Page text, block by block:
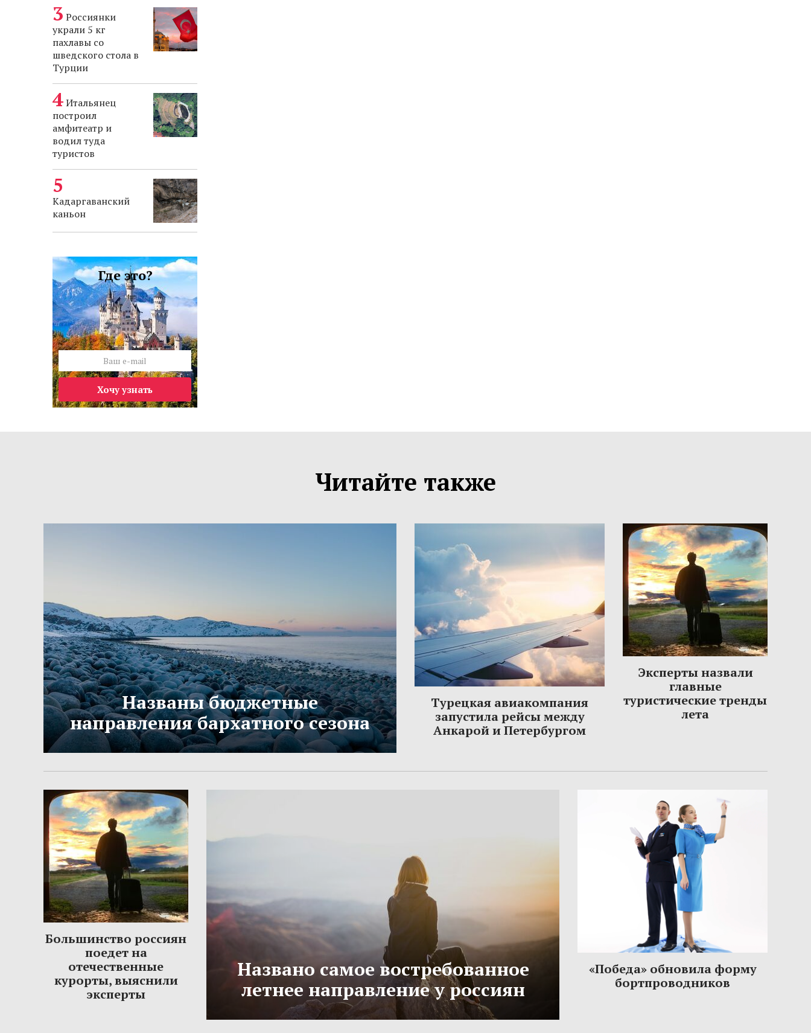
Россиянки
украли 5 кг
пахлавы со
шведского стола в
Турции
Итальянец
построил
амфитеатр и
водил туда
туристов
Кадаргаванский
каньон
Где это?
Хочу узнать
Читайте также
Названы бюджетные
направления бархатного сезона
Турецкая авиакомпания
запустила рейсы между
Анкарой и Петербургом
Эксперты назвали
главные
туристические тренды
лета
Большинство россиян
поедет на
отечественные
курорты, выяснили
эксперты
Названо самое востребованное
летнее направление у россиян
«Победа» обновила форму
бортпроводников